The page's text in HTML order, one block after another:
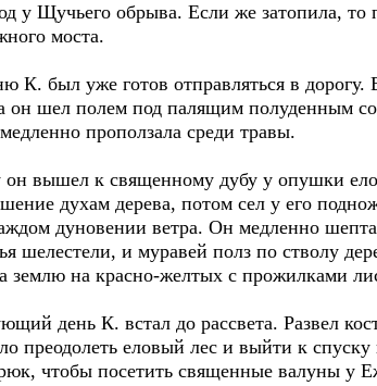
у Щучьего обрыва. Если же затопила, то
моста.
был уже готов отправляться в дорогу.
он шел полем под палящим полуденным
проползала среди травы.
вышел к священному дубу у опушки
духам дерева, потом сел у его
дуновении ветра. Он медленно
шелестели, и муравей полз по стволу
землю на красно-желтых с прожилками
день К. встал до рассвета. Развел
преодолеть еловый лес и выйти к
чтобы посетить священные валуны у